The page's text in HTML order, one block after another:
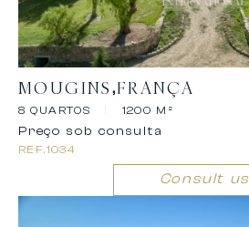
MOUGINS FRANÇA
8 QUARTOS 1200 M²
REF.1034
Preço sob consulta
Consult us